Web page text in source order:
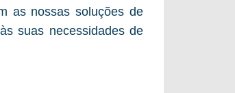
as nossas soluções de
suas necessidades de